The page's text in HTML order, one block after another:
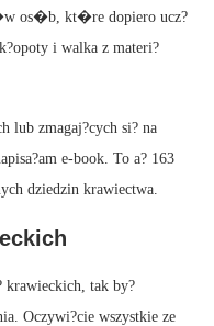
os�b, kt�re dopiero ucz?
i walka z materi?
lub zmagaj?cych si? na
e-book. To a? 163
dziedzin krawiectwa.
krawieckich, tak by?
Oczywi?cie wszystkie ze